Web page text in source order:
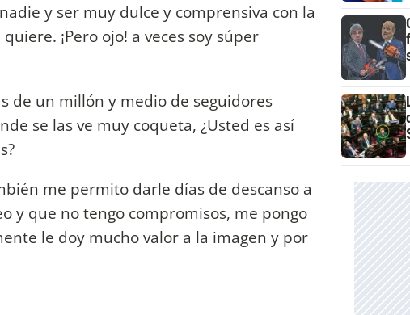
y ser muy dulce y comprensiva con la
¡Pero ojo! a veces soy súper
de un millón y medio de seguidores
se las ve muy coqueta, ¿Usted es así
me permito darle días de descanso a
y que no tengo compromisos, me pongo
le doy mucho valor a la imagen y por